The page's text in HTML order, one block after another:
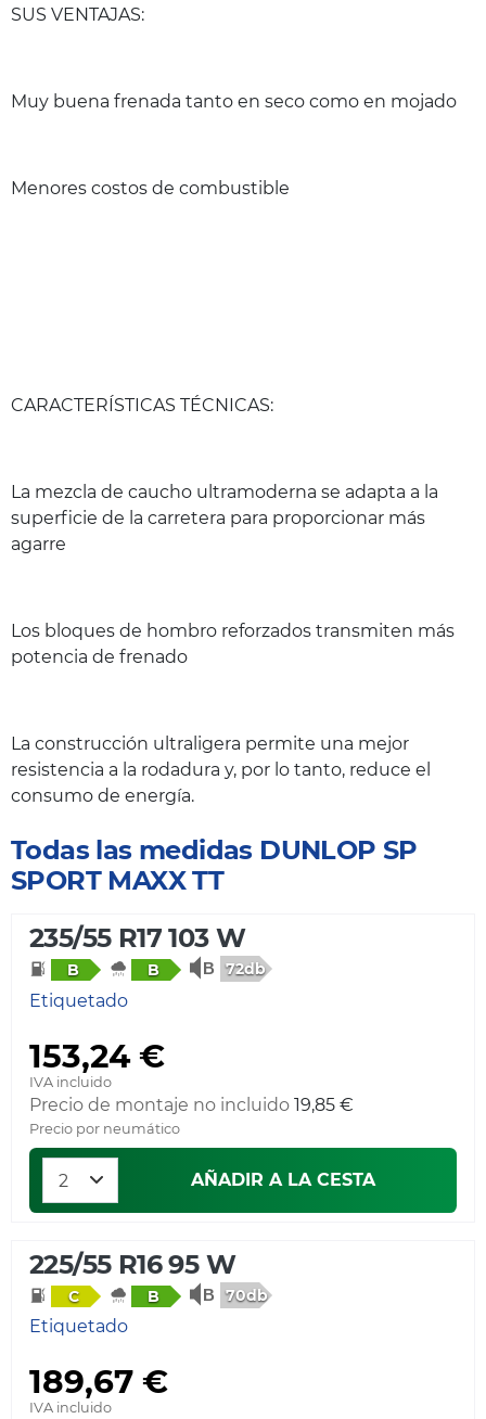
SUS VENTAJAS:
Muy buena frenada tanto en seco como en mojado
Menores costos de combustible
CARACTERÍSTICAS TÉCNICAS:
La mezcla de caucho ultramoderna se adapta a la
superficie de la carretera para proporcionar más
agarre
Los bloques de hombro reforzados transmiten más
potencia de frenado
La construcción ultraligera permite una mejor
resistencia a la rodadura y, por lo tanto, reduce el
consumo de energía.
Todas las medidas DUNLOP SP
SPORT MAXX TT
235/55 R17 103 W
B B 72db
Etiquetado
153,24 €
IVA incluido
Precio de montaje no incluido 19,85 €
Precio por neumático
AÑADIR A LA CESTA
225/55 R16 95 W
C B 70db
Etiquetado
189,67 €
IVA incluido